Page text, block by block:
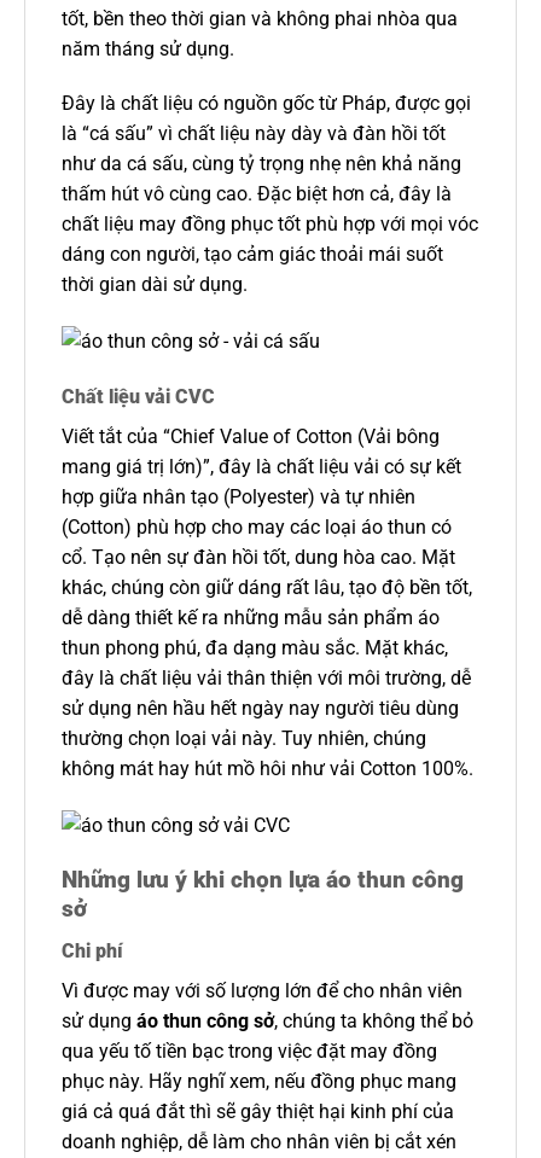
tốt, bền theo thời gian và không phai nhòa qua
năm tháng sử dụng.
Đây là chất liệu có nguồn gốc từ Pháp, được gọi
là “cá sấu” vì chất liệu này dày và đàn hồi tốt
như da cá sấu, cùng tỷ trọng nhẹ nên khả năng
thấm hút vô cùng cao. Đặc biệt hơn cả, đây là
chất liệu may đồng phục tốt phù hợp với mọi vóc
dáng con người, tạo cảm giác thoải mái suốt
thời gian dài sử dụng.
Chất liệu vải CVC
Viết tắt của “Chief Value of Cotton (Vải bông
mang giá trị lớn)”, đây là chất liệu vải có sự kết
hợp giữa nhân tạo (Polyester) và tự nhiên
(Cotton) phù hợp cho may các loại áo thun có
cổ. Tạo nên sự đàn hồi tốt, dung hòa cao. Mặt
khác, chúng còn giữ dáng rất lâu, tạo độ bền tốt,
dễ dàng thiết kế ra những mẫu sản phẩm áo
thun phong phú, đa dạng màu sắc. Mặt khác,
đây là chất liệu vải thân thiện với môi trường, dễ
sử dụng nên hầu hết ngày nay người tiêu dùng
thường chọn loại vải này. Tuy nhiên, chúng
không mát hay hút mồ hôi như vải Cotton 100%.
Những lưu ý khi chọn lựa áo thun công
sở
Chi phí
Vì được may với số lượng lớn để cho nhân viên
sử dụng áo thun công sở, chúng ta không thể bỏ
qua yếu tố tiền bạc trong việc đặt may đồng
phục này. Hãy nghĩ xem, nếu đồng phục mang
giá cả quá đắt thì sẽ gây thiệt hại kinh phí của
doanh nghiệp, dễ làm cho nhân viên bị cắt xén